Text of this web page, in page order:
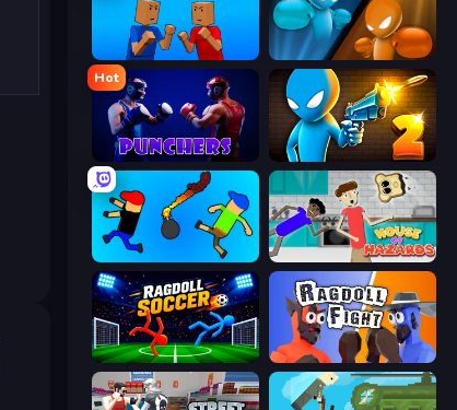
Puppet Fighter 2 Player Drunken Boxing
Hot
Punchers Drunken Duel 2
Mini-Caps: Bombs House of Hazards
Ragdoll Soccer 2 Players Ragdoll Fight